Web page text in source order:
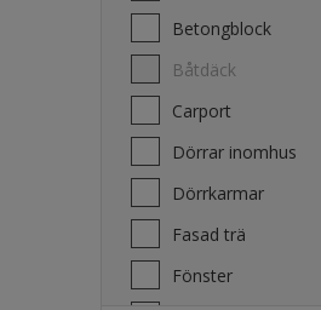
Betongblock
Båtdäck
Carport
Dörrar inomhus
Dörrkarmar
Fasad trä
Fönster